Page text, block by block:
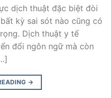
dịch thuật đặc biệt đòi
kỳ sai sót nào cũng có
Dịch thuật y tế
đổi ngôn ngữ mà còn
→